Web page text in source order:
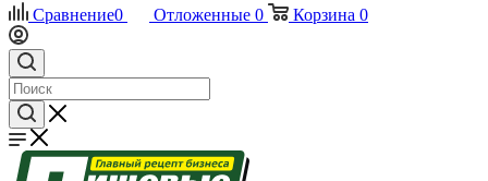
Сравнение0 Отложенные 0 Корзина 0